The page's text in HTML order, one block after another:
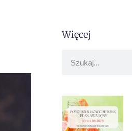
Więcej